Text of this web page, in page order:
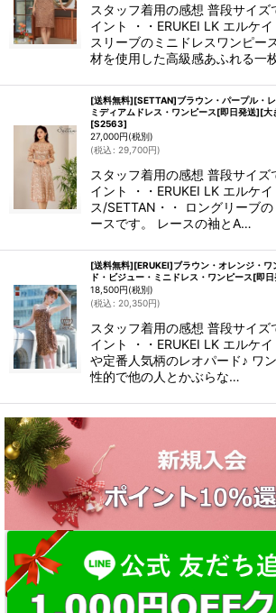
スタッフ着用の感想 普段サイズ
イント ・・ERUKEI LK エルケ
スリーブのミニドレスワンピー
材を使用した高級感あふれる一
[送料無料][SETTAN]ブラウン・パープル・
ミディアムドレス・ワンピース[即日発送][大
[S2563]
27,000円(税別)
(税込 : 29,700円)
スタッフ着用の感想 普段サイズ
イント ・・ERUKEI LK エルケイ
ス/SETTAN・・ ロングリーブ
ースです。 レースの袖とA…
[送料無料][ERUKEI]ブラウン・オレンジ・ワ
ド・ビジュー・ミニドレス・ワンピース[即
18,500円(税別)
(税込 : 20,350円)
スタッフ着用の感想 普段サイズ
イント ・・ERUKEI LK エルケ
や定番人気柄のレオパード♪ ワ
性的で他の人とかぶらな…